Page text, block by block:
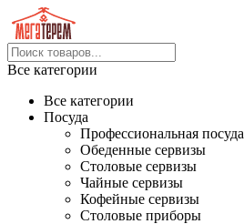
Все категории
Все категории
Посуда
Профессиональная посуда
Обеденные сервизы
Столовые сервизы
Чайные сервизы
Кофейные сервизы
Столовые приборы